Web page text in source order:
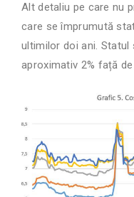
Alt detaliu pe care nu
care se împrumută
ultimilor doi ani.
aproximativ 2% față